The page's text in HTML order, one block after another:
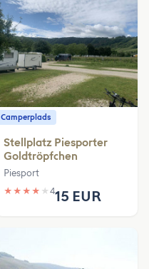
Camperplads
Stellplatz Piesporter
Goldtröpfchen
Piesport
★ ★ ★ ★ ★ 415 EUR